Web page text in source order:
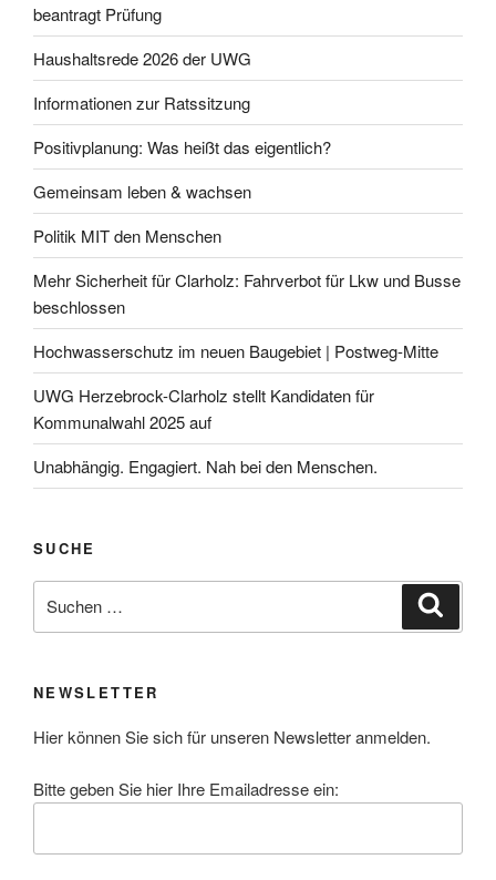
beantragt Prüfung
Haushaltsrede 2026 der UWG
Informationen zur Ratssitzung
Positivplanung: Was heißt das eigentlich?
Gemeinsam leben & wachsen
Politik MIT den Menschen
Mehr Sicherheit für Clarholz: Fahrverbot für Lkw und Busse
beschlossen
Hochwasserschutz im neuen Baugebiet | Postweg-Mitte
UWG Herzebrock-Clarholz stellt Kandidaten für
Kommunalwahl 2025 auf
Unabhängig. Engagiert. Nah bei den Menschen.
SUCHE
nach:
NEWSLETTER
Hier können Sie sich für unseren Newsletter anmelden.
Bitte geben Sie hier Ihre Emailadresse ein: